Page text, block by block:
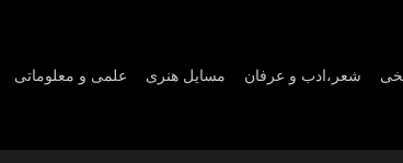
علمی و معلوماتی مسايل هنری شعر،ادب و عرفان